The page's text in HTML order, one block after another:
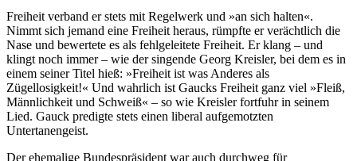
Freiheit verband er stets mit Regelwerk und »an sich halten«.
Nimmt sich jemand eine Freiheit heraus, rümpfte er verächtlich die
Nase und bewertete es als fehlgeleitete Freiheit. Er klang – und
klingt noch immer – wie der singende Georg Kreisler, bei dem es in
einem seiner Titel hieß: »Freiheit ist was Anderes als
Zügellosigkeit!« Und wahrlich ist Gaucks Freiheit ganz viel »Fleiß,
Männlichkeit und Schweiß« – so wie Kreisler fortfuhr in seinem
Lied. Gauck predigte stets einen liberal aufgemotzten
Untertanengeist.
Der ehemalige Bundespräsident war auch durchweg für